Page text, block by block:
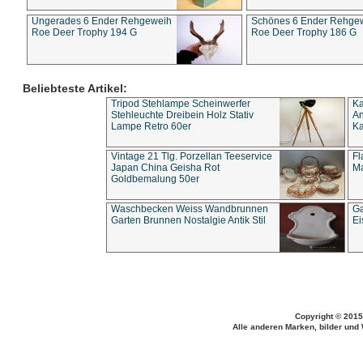
Ungerades 6 Ender Rehgeweih
Roe Deer Trophy 194 G
Schönes 6 Ender
Roe Deer Trophy 186 G
Beliebteste Artikel:
Tripod Stehlampe Scheinwerfer
Stehleuchte Dreibein Holz Stativ
Lampe Retro 60er
Vintage 21 Tlg. Porzellan Teeservice
Japan China Geisha Rot
Goldbemalung 50er
Waschbecken Weiss Wandbrunnen
Garten Brunnen Nostalgie Antik Stil
Copyright ©
Alle anderen Marken, bilder und